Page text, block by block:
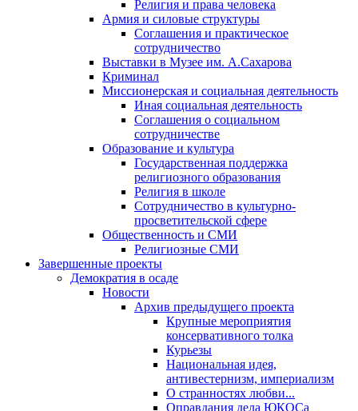
Религия и права человека
Армия и силовые структуры
Соглашения и практическое
сотрудничество
Выставки в Музее им. А.Сахарова
Криминал
Миссионерская и социальная деятельность
Иная социальная деятельность
Соглашения о социальном
сотрудничестве
Образование и культура
Государственная поддержка
религиозного образования
Религия в школе
Сотрудничество в культурно-
просветительской сфере
Общественность и СМИ
Религиозные СМИ
Завершенные проекты
Демократия в осаде
Новости
Архив предыдущего проекта
Крупные мероприятия
консервативного толка
Курьезы
Национальная идея,
антивестернизм, империализм
О странностях любви...
Оправдания дела ЮКОСа